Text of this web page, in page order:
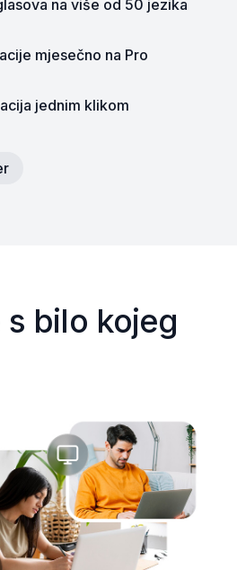
na više od 50 jezika
mjesečno na Pro
jednim klikom
bilo kojeg